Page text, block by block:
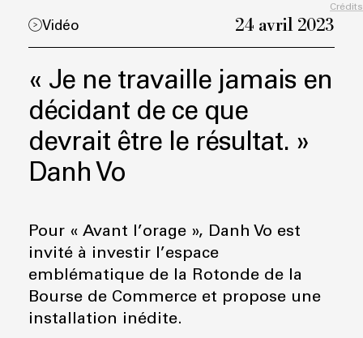
Crédits
Vidéo 24 avril 2023
« Je ne travaille jamais en
décidant de ce que
devrait être le résultat. »
Danh Vo
Pour « Avant l’orage », Danh Vo est
invité à investir l’espace
emblématique de la Rotonde de la
Bourse de Commerce et propose une
installation inédite.